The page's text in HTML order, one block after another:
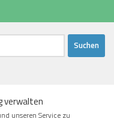
unseren Service zu